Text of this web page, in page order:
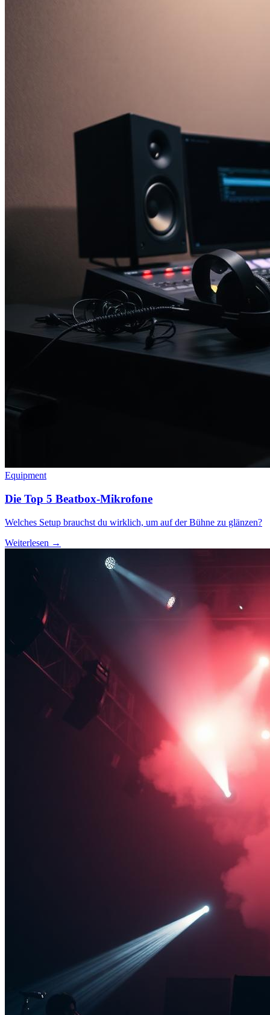
Equipment
Die Top 5 Beatbox-Mikrofone
Welches Setup brauchst du wirklich, um auf der Bühne zu glänzen?
Weiterlesen →